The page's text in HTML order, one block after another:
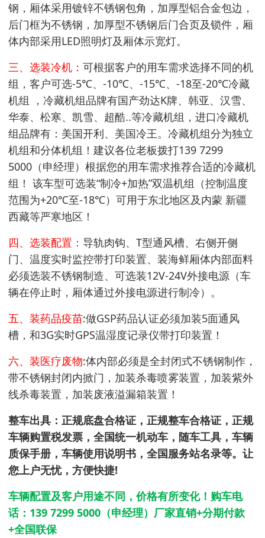
钢，厢体采用镀锌不锈钢包角，加厚型铝合金包边，
后门框为不锈钢，加厚型不锈钢后门合页及锁件，厢
体内部采用LED照明灯及厢体示宽灯。
三、选装冷机： 可根据客户的用车需求选择不同的机
组，客户可选-5℃、-10℃、-15℃、-18至-20℃冷藏
机组 ，冷藏机组品牌有国产劲达K牌、韩亚、汉雪、
华泰、松寒、凯雪、超酷..等冷藏机组，进口冷藏机
组品牌有：美国开利、美国冷王。冷藏机组分为独立
机组和分体机组！建议各位老板拨打139 7299
5000（申经理）根据您的用车需求推荐合适的冷藏机
组！ 该车型可选装“制冷+加热”双温机组（控制温度
范围为+20℃至-18℃）可用于东北地区及内蒙 新疆
西藏等严寒地区！
四、选装配置： 导轨肉钩、T型通风槽、右侧开侧
门、温度实时监控带打印装置、装海鲜厢体内部面料
必须选装不锈钢制造、可选装12V-24V外接电源（车
辆在停止时，厢体通过外接电源进行制冷）。
五、装药品疫苗:做GSP药品认证必须加装5面通风
槽，和3G实时GPS温湿度记录仪带打印装置！
六、装医疗废物:体内部必须是全封闭式不锈钢制作，
带不锈钢封闭内掀门，加装杀毒喷雾装置，加装紫外
线杀毒装置，加装废液溢漏箱装置！
整车出具：正规底盘合格证，正规整车合格证，正规
车辆购置税发票，全国统一机动车，随车工具，车辆
质保手册，车辆使用说明书，全国服务站名录等。让
您上户无忧，方便快捷!
车辆配置及客户用途不同，价格有所变化！购车电
话：139 7299 5000（申经理）厂家直销+分期付款
+全国联保